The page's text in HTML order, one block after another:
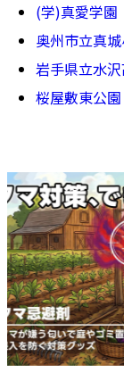
(学)真愛学園
奥州市立真
岩手県立水
桜屋敷東公園